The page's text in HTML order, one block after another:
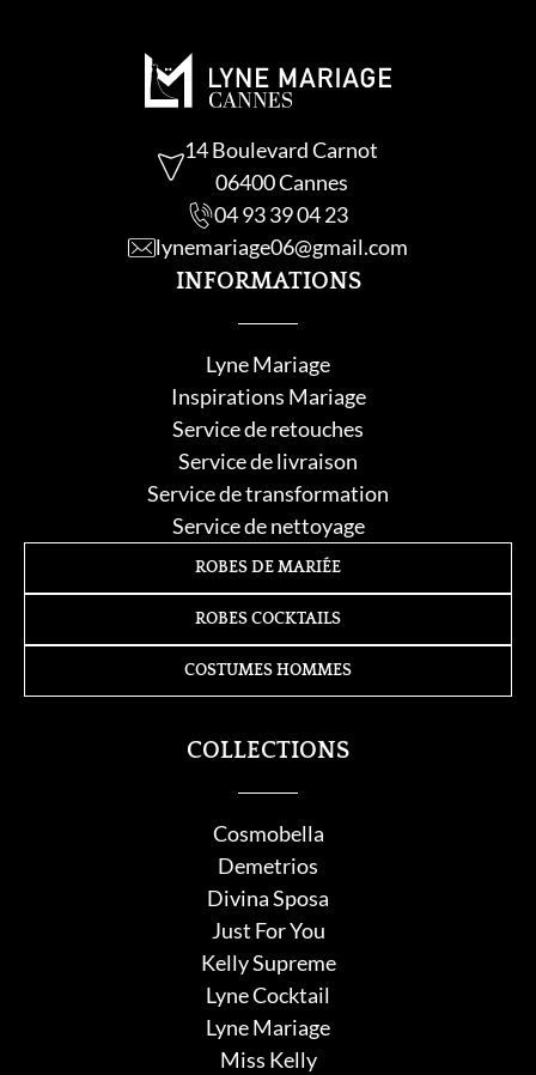
14 Boulevard Carnot
06400 Cannes
04 93 39 04 23
lynemariage06@gmail.com
INFORMATIONS
Lyne Mariage
Inspirations Mariage
Service de retouches
Service de livraison
Service de transformation
Service de nettoyage
COLLECTIONS
Cosmobella
Demetrios
Divina Sposa
Just For You
Kelly Supreme
Lyne Cocktail
Lyne Mariage
Miss Kelly
ROBES DE MARIÉE
ROBES COCKTAILS
COSTUMES HOMMES